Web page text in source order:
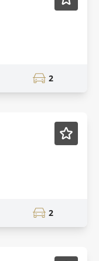
2
Mobiliado
2
Mobiliado